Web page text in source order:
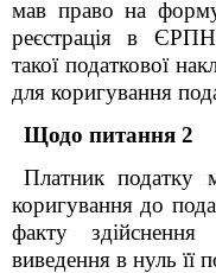
мав право на
реєстрація в
такої податкової
для коригування
Щодо питання 2
Платник податку
коригування до
факту здійснення
виведення в нуль її